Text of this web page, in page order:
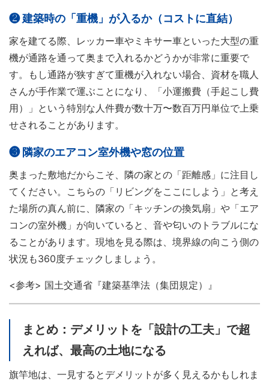
❷ 建築時の「重機」が入るか（コストに直結）
家を建てる際、レッカー車やミキサー車といった大型の重
機が通路を通って奥まで入れるかどうかが非常に重要で
す。もし通路が狭すぎて重機が入れない場合、資材を職人
さんが手作業で運ぶことになり、「小運搬費（手起こし費
用）」という特別な人件費が数十万〜数百万円単位で上乗
せされることがあります。
❸ 隣家のエアコン室外機や窓の位置
奥まった敷地だからこそ、隣の家との「距離感」に注目し
てください。こちらの「リビングをここにしよう」と考え
た場所の真ん前に、隣家の「キッチンの換気扇」や「エア
コンの室外機」が向いていると、音や匂いのトラブルにな
ることがあります。現地を見る際は、境界線の向こう側の
状況も360度チェックしましょう。
<参考> 国土交通省『建築基準法（集団規定）』
まとめ：デメリットを「設計の工夫」で超
えれば、最高の土地になる
旗竿地は、一見するとデメリットが多く見えるかもしれま